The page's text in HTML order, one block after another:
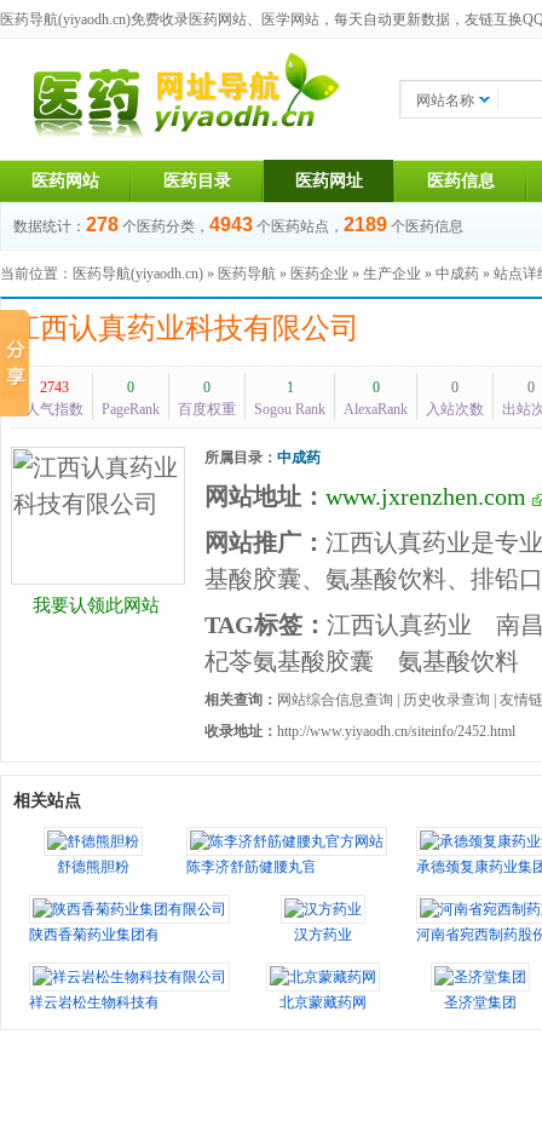
医药导航(yiyaodh.cn)免费收录医药网站、医学网站，每天自动更新数据，友链互换
网站名称
医药网站 医药目录 医药网址 医药信息
数据统计： 278 个医药分类， 4943 个医药站点， 2189 个医药信息
当前位置： 医药导航(yiyaodh.cn) » 医药导航 » 医药企业 » 生产企业 » 中成药 » 站点
江西认真药业科技有限公司
2743
人气指数
0
PageRank
0
百度权重
1
Sogou Rank
0
AlexaRank
0
入站次数
0
出站
我要认领此网站
所属目录： 中成药
网站地址： www.jxrenzhen.com
网站推广： 江西认真药业是专
基酸胶囊、氨基酸饮料、排铅
TAG标签： 江西认真药业
南
杞苓氨基酸胶囊
氨基酸饮料
相关查询： 网站综合信息查询 历史收录查询
友情
收录地址： http://www.yiyaodh.cn/siteinfo/2452.html
相关站点
舒德熊胆粉 陈李济舒筋健腰丸官方网站 承德颈复康药业集
陕西香菊药业集团有限公司 汉方药业 河南省宛西制药股
祥云岩松生物科技有限公司 北京蒙藏药网 圣济堂集团